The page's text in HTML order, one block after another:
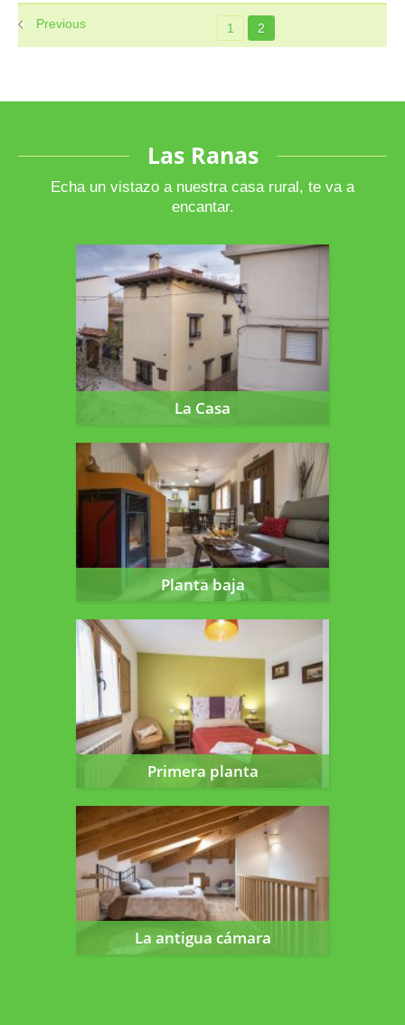
Previous 1 2
Las Ranas
Echa un vistazo a nuestra casa rural, te va a
encantar.
La Casa
La Casa
Planta baja
Planta baja
Primera planta
Primera planta
La antigua cámara
La antigua cámara